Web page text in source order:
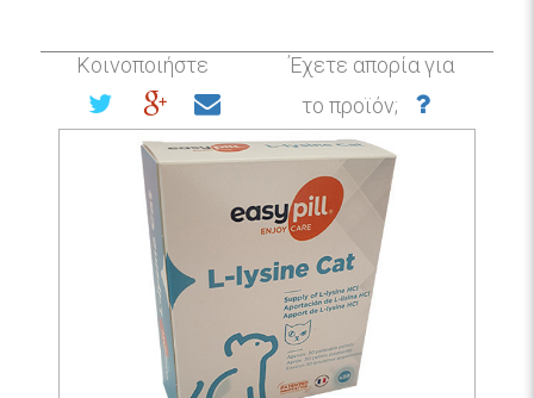
Κοινοποιήστε
Έχετε απορία για
το προϊόν;